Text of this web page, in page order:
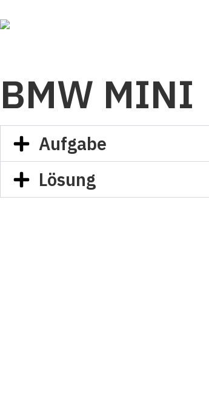
BMW MINI
Aufgabe
Lösung